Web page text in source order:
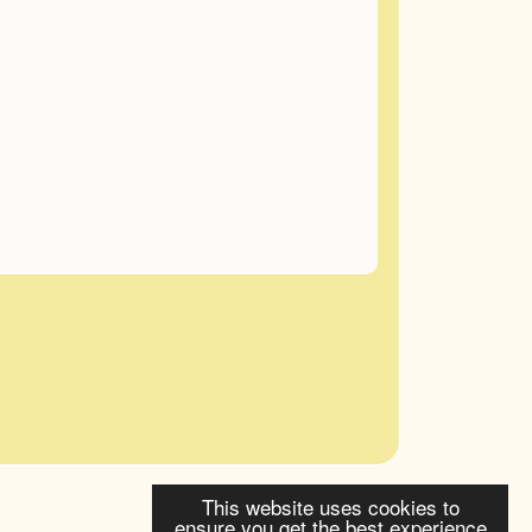
This website uses cookies to